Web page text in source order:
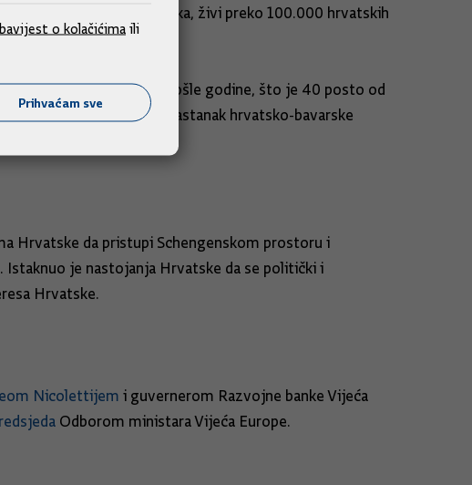
od 13 milijuna stanovnika, živi preko 100.000 hrvatskih
posjetilo je Hrvatsku prošle godine, što je 40 posto od
Bavarskom kroz novi sastanak hrvatsko-bavarske
Hrvatske da pristupi Schengenskom prostoru i
. Istaknuo je nastojanja Hrvatske da se politički i
Hrvatske.
Nicolettijem i guvernerom Razvojne banke Vijeća
Odborom ministara Vijeća Europe.
o kolačićima ili
Prihvaćam sve